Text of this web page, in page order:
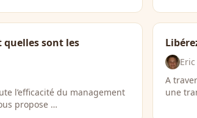
quelles sont les
l’efficacité du management
propose …
A
une